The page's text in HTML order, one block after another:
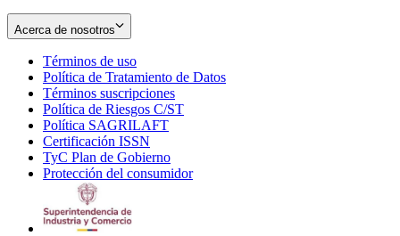
Acerca de nosotros
Términos de uso
in
new
window
Política de Tratamiento de Datos
Términos suscripciones
in
Política de Riesgos C/ST
Política SAGRILAFT
new
window
Certificación ISSN
in
new
TyC Plan de Gobierno
in
Protección del consumidorOpens